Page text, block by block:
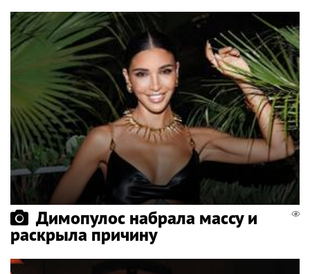
Димопулос набрала массу и
раскрыла причину